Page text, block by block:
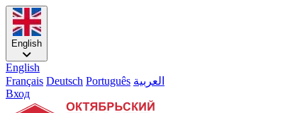
English
English
Français Deutsch Português العربية
Вход